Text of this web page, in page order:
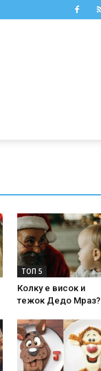
ТОП 5
Колку е висок и
тежок Дедо Мраз?